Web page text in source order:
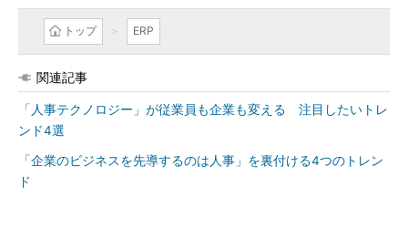
トップ ERP
関連記事
「人事テクノロジー」が従業員も企業も変える 注目したいトレ
ンド4選
「企業のビジネスを先導するのは人事」を裏付ける4つのトレン
ド